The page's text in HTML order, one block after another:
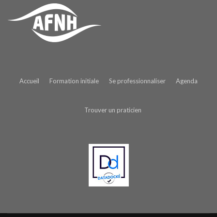
Accueil Formation initiale Se professionnaliser Agenda
Trouver un praticien